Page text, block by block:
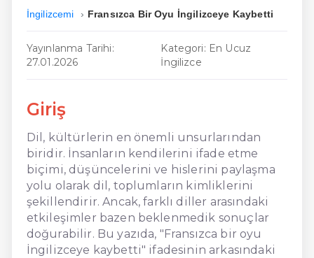
En Uygun İngilizce
İngilizcemi Fransızca Bir Oyu İngilizceye Kaybetti
Yayınlanma Tarihi:
27.01.2026
Kategori: En Ucuz
İngilizce
Giriş
Dil, kültürlerin en önemli unsurlarından
biridir. İnsanların kendilerini ifade etme
biçimi, düşüncelerini ve hislerini paylaşma
yolu olarak dil, toplumların kimliklerini
şekillendirir. Ancak, farklı diller arasındaki
etkileşimler bazen beklenmedik sonuçlar
doğurabilir. Bu yazıda, "Fransızca bir oyu
İngilizceye kaybetti" ifadesinin arkasındaki